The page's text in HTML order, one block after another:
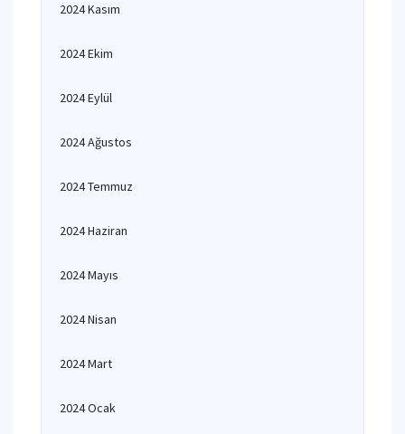
2024 Kasım
2024 Ekim
2024 Eylül
2024 Ağustos
2024 Temmuz
2024 Haziran
2024 Mayıs
2024 Nisan
2024 Mart
2024 Ocak